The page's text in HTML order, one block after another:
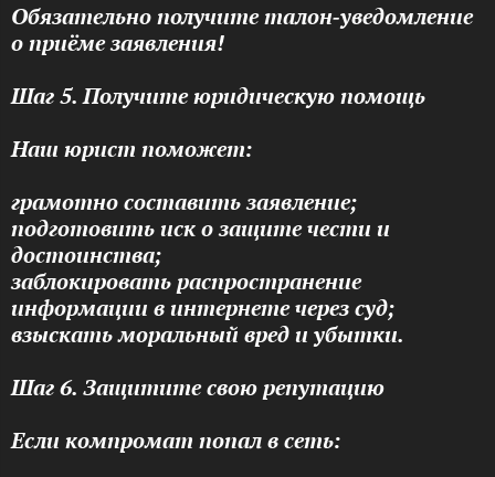
Обязательно получите талон‑уведомление
о приёме заявления!
Шаг 5. Получите юридическую помощь
Наш юрист поможет:
грамотно составить заявление;
подготовить иск о защите чести и
достоинства;
заблокировать распространение
информации в интернете через суд;
взыскать моральный вред и убытки.
Шаг 6. Защитите свою репутацию
Если компромат попал в сеть: